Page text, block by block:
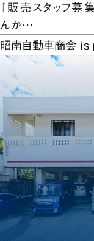
『販売スタッフ募
んか…
昭南自動車商会